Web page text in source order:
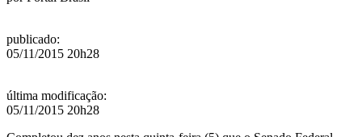
publicado:
05/11/2015 20h28
última modificação:
05/11/2015 20h28